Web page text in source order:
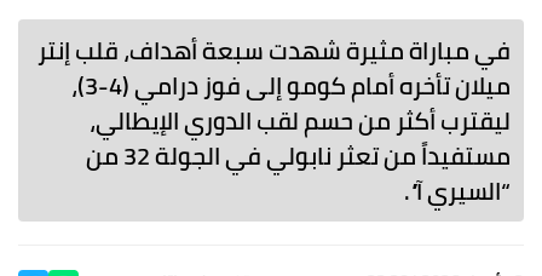
في مباراة مثيرة شهدت سبعة أهداف، قلب إنتر
ميلان تأخره أمام كومو إلى فوز درامي (4-3)،
ليقترب أكثر من حسم لقب الدوري الإيطالي،
مستفيداً من تعثر نابولي في الجولة 32 من
“السيري آ”.